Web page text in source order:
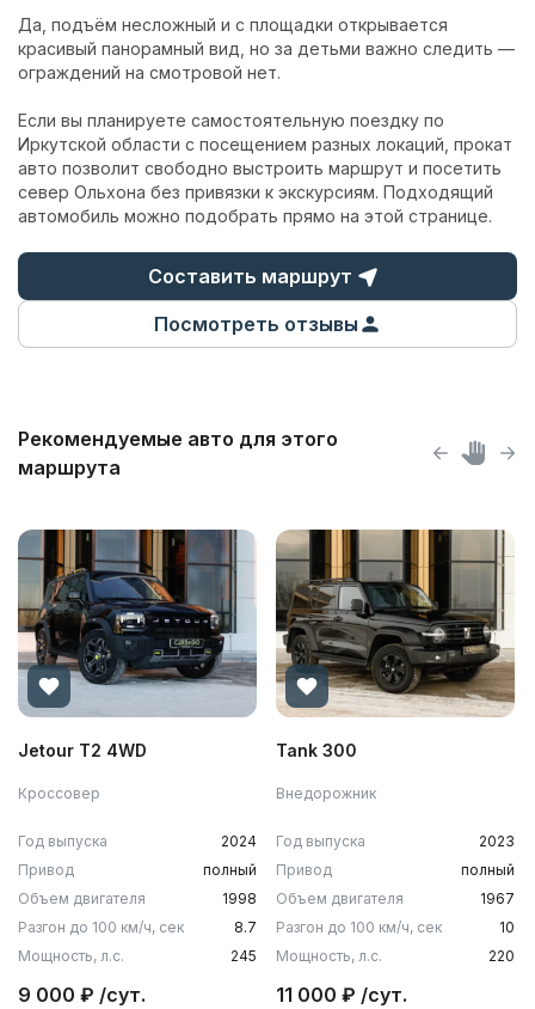
Да, подъём несложный и с площадки открывается
красивый панорамный вид, но за детьми важно следить —
ограждений на смотровой нет.
Если вы планируете самостоятельную поездку по
Иркутской области с посещением разных локаций, прокат
авто позволит свободно выстроить маршрут и посетить
север Ольхона без привязки к экскурсиям. Подходящий
автомобиль можно подобрать прямо на этой странице.
Составить маршрут
Посмотреть отзывы
Рекомендуемые авто для этого
маршрута
Jetour T2 4WD
Кроссовер
Год выпуска
2024
Привод
полный
Объем двигателя
1998
Разгон до 100 км/ч, сек
8.7
Мощность, л.с.
245
9 000 ₽ /сут.
Tank 300
Внедорожник
Год выпуска
2023
Привод
полный
Объем двигателя
1967
Разгон до 100 км/ч, сек
10
Мощность, л.с.
220
11 000 ₽ /сут.